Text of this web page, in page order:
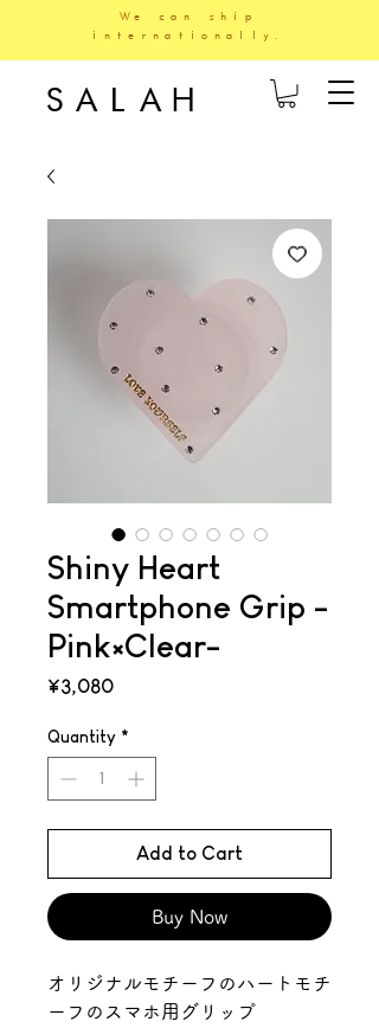
We can ship
internationally.
SALAH
Shiny Heart
Smartphone Grip -
Pink×Clear-
¥3,080Price
Quantity *
Add to Cart
Buy Now
オリジナルモチーフのハートモチ
ーフのスマホ用グリップ